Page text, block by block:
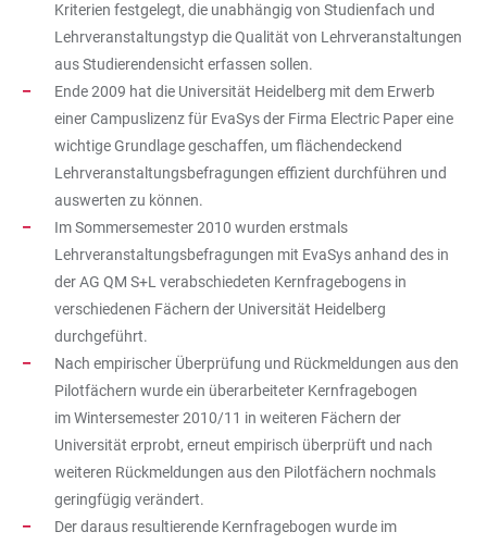
Kriterien festgelegt, die unabhängig von Studienfach und
Lehrveranstaltungstyp die Qualität von Lehrveranstaltungen
aus Studierendensicht erfassen sollen.
Ende 2009 hat die Universität Heidelberg mit dem Erwerb
einer Campuslizenz für EvaSys der Firma Electric Paper eine
wichtige Grundlage geschaffen, um flächendeckend
Lehrveranstaltungsbefragungen effizient durchführen und
auswerten zu können.
Im Sommersemester 2010 wurden erstmals
Lehrveranstaltungsbefragungen mit EvaSys anhand des in
der AG QM S+L verabschiedeten Kernfragebogens in
verschiedenen Fächern der Universität Heidelberg
durchgeführt.
Nach empirischer Überprüfung und Rückmeldungen aus den
Pilotfächern wurde ein überarbeiteter Kernfragebogen
im Wintersemester 2010/11 in weiteren Fächern der
Universität erprobt, erneut empirisch überprüft und nach
weiteren Rückmeldungen aus den Pilotfächern nochmals
geringfügig verändert.
Der daraus resultierende Kernfragebogen wurde im